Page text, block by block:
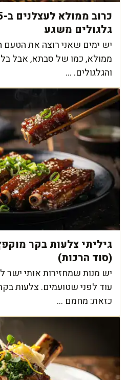
גלגולים משגע
יש ימים שאני רוצה את הטעם
ממולא, כמו של סבתא, אבל
והגלגולים. ...
(סוד הרכות)
יש מנות שמחזירות אותי
עוד לפני שטועמים. צלעות
כזאת: מחמם ...